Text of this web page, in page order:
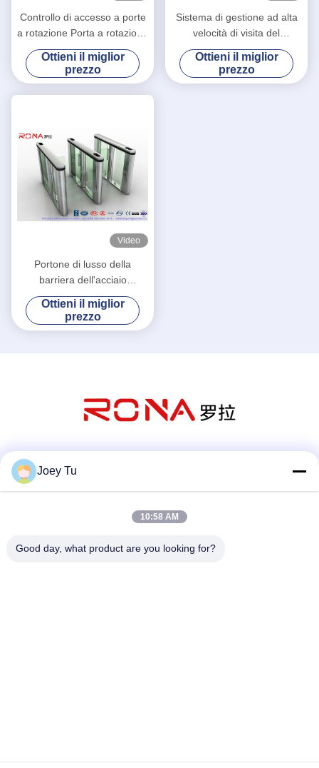
Controllo di accesso a porte
a rotazione Porta a rotazione
di velocità Porta a rotazione
per ufficio
Ottieni il miglior
prezzo
Sistema di gestione ad alta
velocità di visita del
servomotore di CC del
cancello girevole del portone
per la costruzione della
Ottieni il miglior
prezzo
Video
Portone di lusso della
barriera dell'acciaio
inossidabile di velocità del
cancello girevole del portone
di velocità di controllo
Ottieni il miglior
prezzo
Joey Tu
10:58 AM
Good day, what product are you looking for?